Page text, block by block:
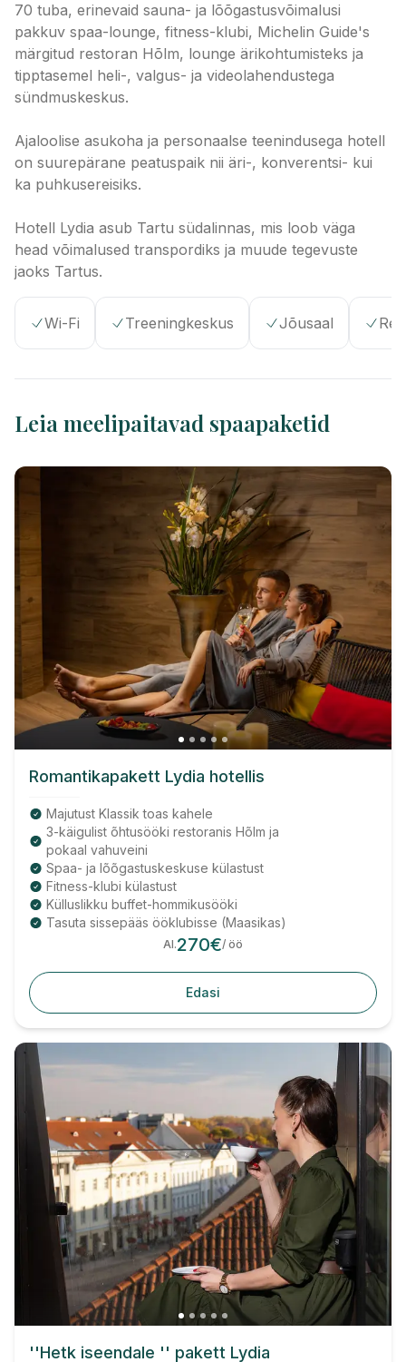
70 tuba, erinevaid sauna- ja lõõgastusvõimalusi
pakkuv spaa-lounge, fitness-klubi, Michelin Guide's
märgitud restoran Hõlm, lounge ärikohtumisteks ja
tipptasemel heli-, valgus- ja videolahendustega
sündmuskeskus.
Ajaloolise asukoha ja personaalse teenindusega hotell
on suurepärane peatuspaik nii äri-, konverentsi- kui
ka puhkusereisiks.
Hotell Lydia asub Tartu südalinnas, mis loob väga
head võimalused transpordiks ja muude tegevuste
jaoks Tartus.
Wi-Fi Treeningkeskus Jõusaal
Leia meelipaitavad spaapaketid
Romantikapakett Lydia hotellis
Majutust Klassik toas kahele
3-käigulist õhtusööki restoranis Hõlm ja
pokaal vahuveini
Spaa- ja lõõgastuskeskuse külastust
Fitness-klubi külastust
Külluslikku buffet-hommikusööki
Tasuta sissepääs ööklubisse (Maasikas)
Al.270€/ öö
Edasi
''Hetk iseendale '' pakett Lydia